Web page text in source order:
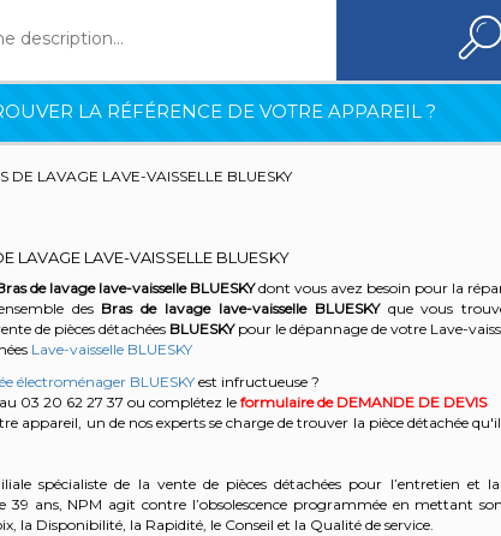
LA RÉFÉRENCE DE VOTRE APPAREIL ?
DE LAVAGE LAVE-VAISSELLE BLUESKY
LAVAGE LAVE-VAISSELLE BLUESKY
de lavage lave-vaisselle BLUESKYdont vous avez besoin pour la
des Bras de lavage lave-vaisselle BLUESKYque vous
de pièces détachées BLUESKYpour le dépannage de votre Lave-
Lave-vaisselle BLUESKY
électroménager BLUESKYest infructueuse ?
03 20 62 27 37 ou complétez le formulaire de DEMANDE DE DEVIS
appareil, un de nos experts se charge de trouver la pièce détachée
spécialiste de la vente de pièces détachées pour l’entretien et
39 ans, NPM agit contre l’obsolescence programmée en mettant
la Disponibilité, la Rapidité, le Conseil et la Qualité de service.